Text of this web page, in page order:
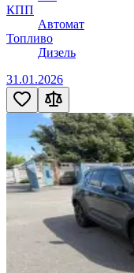
КПП
Автомат
Топливо
Дизель
31.01.2026